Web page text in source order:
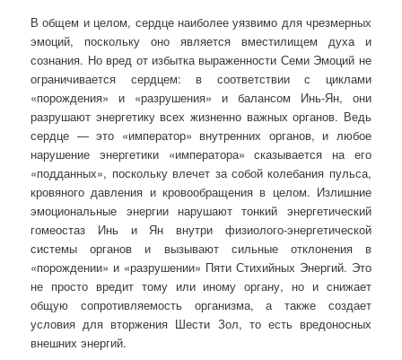
В общем и целом, сердце наиболее уязвимо для чрезмерных
эмоций, поскольку оно является вместилищем духа и
сознания. Но вред от избытка выраженности Семи Эмоций не
ограничивается сердцем: в соответствии с циклами
«порождения» и «разрушения» и балансом Инь-Ян, они
разрушают энергетику всех жизненно важных органов. Ведь
сердце — это «император» внутренних органов, и любое
нарушение энергетики «императора» сказывается на его
«подданных», поскольку влечет за собой колебания пульса,
кровяного давления и кровообращения в целом. Излишние
эмоциональные энергии нарушают тонкий энергетический
гомеостаз Инь и Ян внутри физиолого-энергетической
системы органов и вызывают сильные отклонения в
«порождении» и «разрушении» Пяти Стихийных Энергий. Это
не просто вредит тому или иному органу, но и снижает
общую сопротивляемость организма, а также создает
условия для вторжения Шести Зол, то есть вредоносных
внешних энергий.